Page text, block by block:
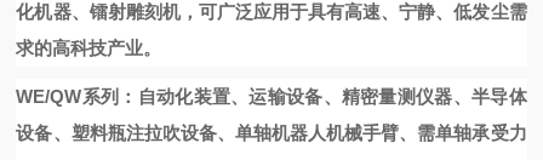
化机器、镭射雕刻机，可广泛应用于具有高速、宁静、低发尘需
求的高科技产业。
WE/QW系列：自动化装置、运输设备、精密量测仪器、半导体
设备、塑料瓶注拉吹设备、单轴机器人机械手臂、需单轴承受力